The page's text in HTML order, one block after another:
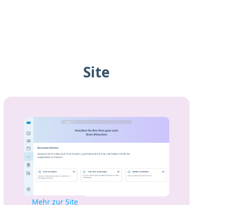
Site
Mehr zur Site